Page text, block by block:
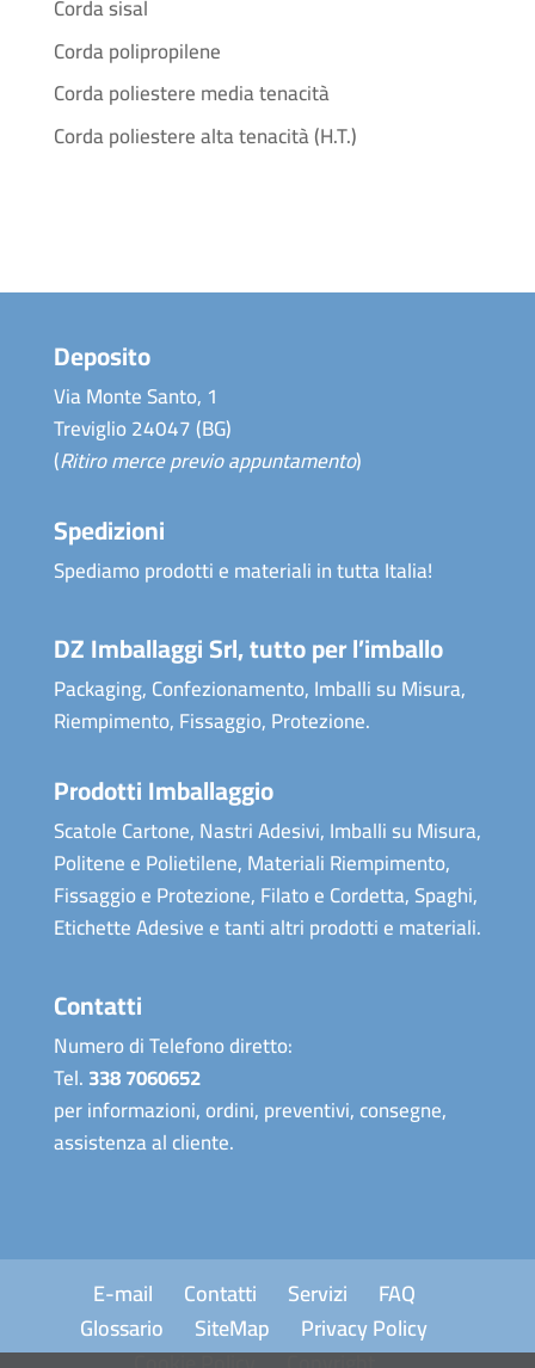
Corda sisal
Corda polipropilene
Corda poliestere media tenacità
Corda poliestere alta tenacità (H.T.)
Deposito
Via Monte Santo, 1
Treviglio 24047 (BG)
(Ritiro merce previo appuntamento)
Spedizioni
Spediamo prodotti e materiali in tutta Italia!
DZ Imballaggi Srl, tutto per l’imballo
Packaging, Confezionamento, Imballi su Misura,
Riempimento, Fissaggio, Protezione.
Prodotti Imballaggio
Scatole Cartone, Nastri Adesivi, Imballi su Misura,
Politene e Polietilene, Materiali Riempimento,
Fissaggio e Protezione, Filato e Cordetta, Spaghi,
Etichette Adesive e tanti altri prodotti e materiali.
Contatti
Numero di Telefono diretto:
Tel.338 7060652
per informazioni, ordini, preventivi, consegne,
assistenza al cliente.
E-mail Contatti Servizi
FAQ
Glossario
SiteMap
Privacy Policy